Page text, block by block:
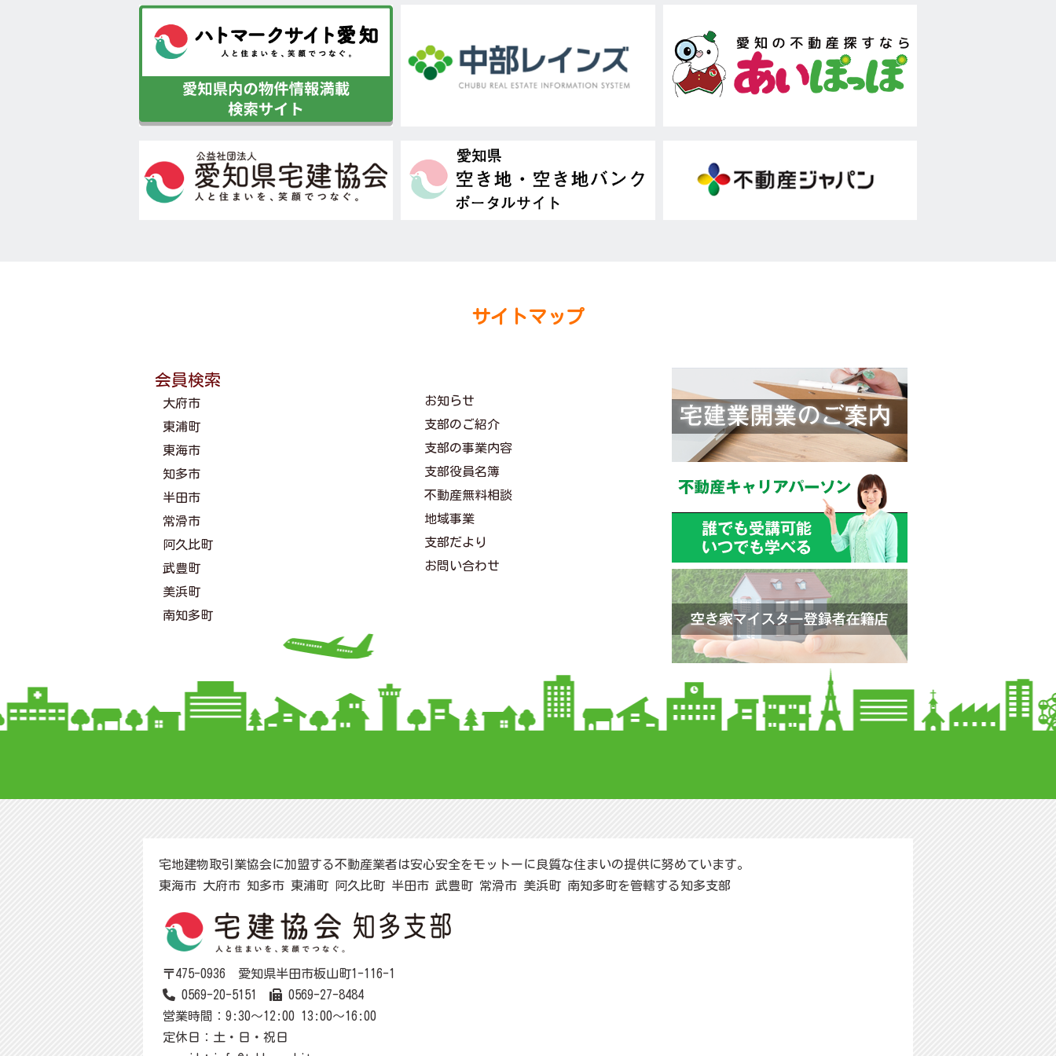
サイトマップ
会員検索
大府市
東浦町
東海市
知多市
半田市
常滑市
阿久比町
武豊町
美浜町
南知多町
お知らせ
支部のご紹介
支部の事業内容
支部役員名簿
不動産無料相談
地域事業
支部だより
お問い合わせ
宅地建物取引業協会に加盟する不動産業者は安心安全をモットーに良質な住まいの提供に努めています。
東海市 大府市 知多市 東浦町 阿久比町 半田市 武豊町 常滑市 美浜町 南知多町を管轄する知多支部
〒475-0936 愛知県半田市板山町1-116-1
0569-20-5151
0569-27-8484
営業時間：9:30～12:00 13:00～16:00
定休日：土・日・祝日